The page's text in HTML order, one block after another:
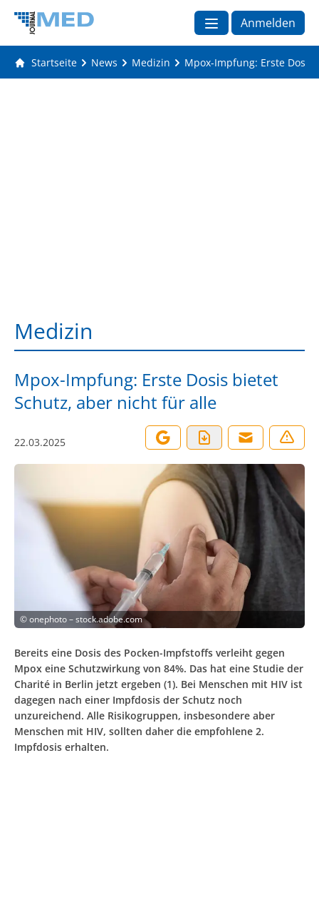
Anmelden
Startseite News Medizin Mpox-Impfung: Erste
Medizin
Mpox-Impfung: Erste Dosis bietet
Schutz, aber nicht für alle
22.03.2025
©onephoto – stock.adobe.com
Bereits eine Dosis des Pocken-Impfstoffs verleiht gegen
Mpox eine Schutzwirkung von 84%. Das hat eine Studie der
Charité in Berlin jetzt ergeben (1). Bei Menschen mit HIV ist
dagegen nach einer Impfdosis der Schutz noch
unzureichend. Alle Risikogruppen, insbesondere aber
Menschen mit HIV, sollten daher die empfohlene 2.
Impfdosis erhalten.